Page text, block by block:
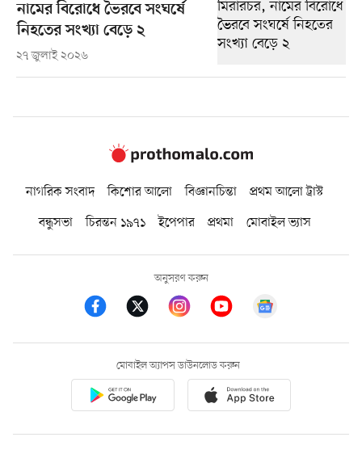
নামের বিরোধে ভৈরবে সংঘর্ষে
নিহতের সংখ্যা বেড়ে ২
২৭ জুলাই ২০২৬
নাগরিক সংবাদ কিশোর আলো বিজ্ঞানচিন্তা
প্রথম আলো ট্রাস্ট
বন্ধুসভা
চিরন্তন ১৯৭১ ইপেপার প্রথমা মোবাইল ভ্যাস
অনুসরণ করুন
মোবাইল অ্যাপস ডাউনলোড করুন